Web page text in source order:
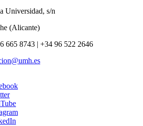
Universidad, s/n
(Alicante)
665 8743 | +34 96 522 2646